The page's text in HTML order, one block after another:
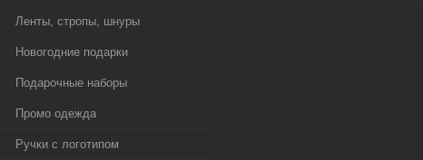
Ленты, стропы, шнуры
Новогодние подарки
Подарочные наборы
Промо одежда
Ручки с логотипом